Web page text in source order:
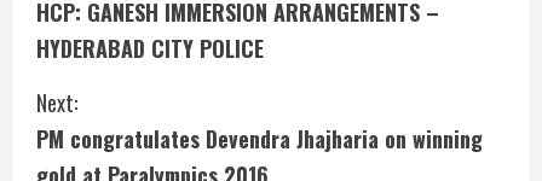
o
n
t
HCP: GANESH IMMERSION ARRANGEMENTS –
HYDERABAD CITY POLICE
Next:
PM congratulates Devendra Jhajharia on winning